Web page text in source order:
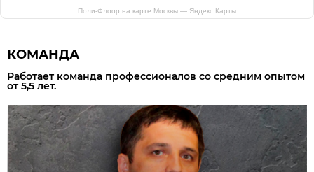
Поли-Флоор на карте Москвы — Яндекс Карты
КОМАНДА
Работает команда профессионалов со средним опытом
от 5,5 лет.